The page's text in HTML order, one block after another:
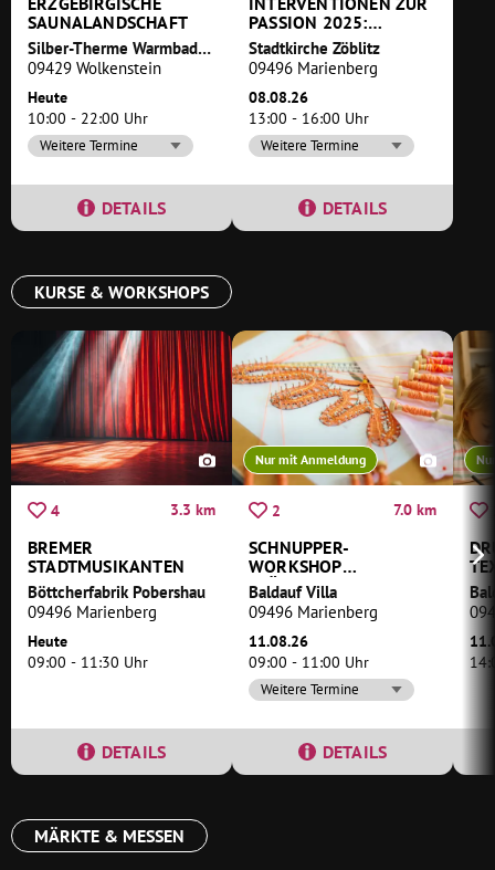
SAUNALANDSCHAFT
Silber-Therme Warmbad Wolkenstein
09429 Wolkenstein
Heute
10:00 - 22:00 Uhr
Weitere Termine
DETAILS
PASSION 2025:
ISABELL BORGES
Stadtkirche Zöblitz
09496 Marienberg
08.08.26
13:00 - 16:00 Uhr
Weitere Termine
DETAILS
KURSE & WORKSHOPS
4 3.3 km
BREMER
STADTMUSIKANTEN
Böttcherfabrik Pobershau
09496 Marienberg
Heute
09:00 - 11:30 Uhr
DETAILS
Nur mit Anmeldung
2 7.0 km
SCHNUPPER-
WORKSHOP
KLÖPPELN
Baldauf Villa
09496 Marienberg
11.08.26
09:00 - 11:00 Uhr
Weitere Termine
DETAILS
MÄRKTE & MESSEN